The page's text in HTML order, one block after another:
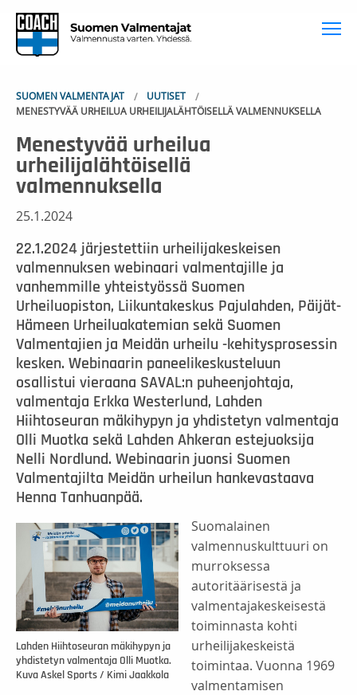
SUOMEN VALMENTAJAT
UUTISET
MENESTYVÄÄ URHEILUA URHEILIJALÄHTÖISELLÄ VALMENNUKSELLA
Menestyvää urheilua
urheilijalähtöisellä
valmennuksella
25.1.2024
22.1.2024 järjestettiin urheilijakeskeisen
valmennuksen webinaari valmentajille ja
vanhemmille yhteistyössä Suomen
Urheiluopiston, Liikuntakeskus Pajulahden, Päijät-
Hämeen Urheiluakatemian sekä Suomen
Valmentajien ja Meidän urheilu -kehitysprosessin
kesken. Webinaarin paneelikeskusteluun
osallistui vieraana SAVAL:n puheenjohtaja,
valmentaja Erkka Westerlund, Lahden
Hiihtoseuran mäkihypyn ja yhdistetyn valmentaja
Olli Muotka sekä Lahden Ahkeran estejuoksija
Nelli Nordlund. Webinaarin juonsi Suomen
Valmentajilta Meidän urheilun hankevastaava
Henna Tanhuanpää.
Lahden Hiihtoseuran mäkihypyn ja
yhdistetyn valmentaja Olli Muotka.
Kuva Askel Sports / Kimi Jaakkola
Suomalainen
valmennuskulttuuri on
murroksessa
autoritäärisestä ja
valmentajakeskeisestä
toiminnasta kohti
urheilijakeskeistä
toimintaa. Vuonna 1969
valmentamisen